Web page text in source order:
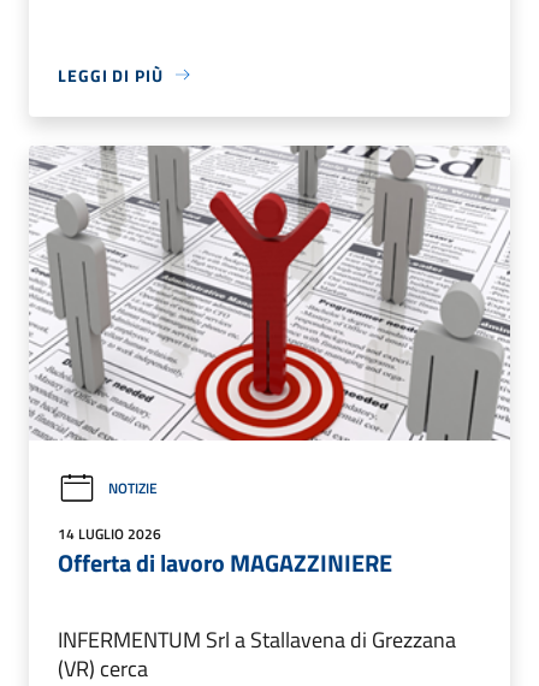
LEGGI DI PIÙ
NOTIZIE
14 LUGLIO 2026
Offerta di lavoro MAGAZZINIERE
INFERMENTUM Srl a Stallavena di Grezzana
(VR) cerca